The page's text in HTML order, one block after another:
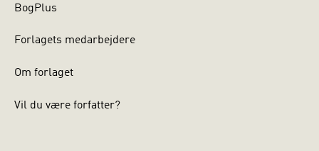
BogPlus
Forlagets medarbejdere
Om forlaget
Vil du være forfatter?